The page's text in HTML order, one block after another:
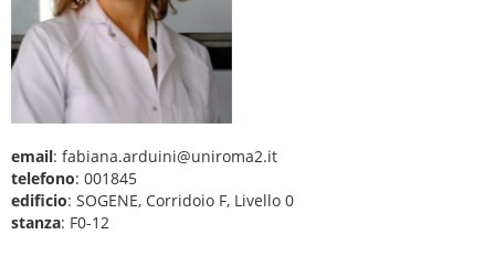
email: fabiana.arduini@uniroma2.it
telefono: 001845
edificio: SOGENE, Corridoio F, Livello 0
stanza: F0-12